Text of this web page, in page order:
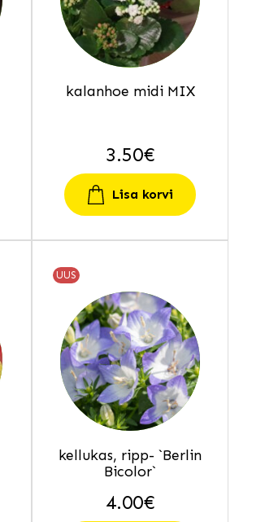
kalanhoe midi MIX
3.50€
Lisa korvi
UUS
kellukas, ripp- `Berlin
Bicolor`
4.00€